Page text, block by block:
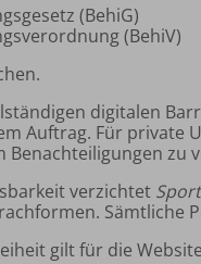
(BehiG)
(BehiV)
digitalen
Auftrag. Für private
Benachteiligungen
verzichtet
Sämtliche
gilt für die